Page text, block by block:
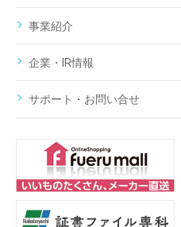
事業紹介
企業・IR情報
サポート・お問い合せ